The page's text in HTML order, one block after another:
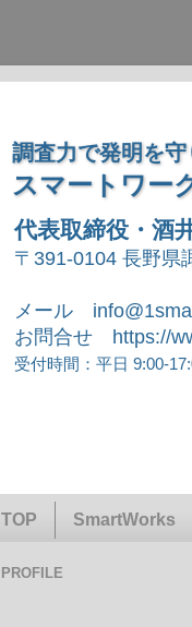
調査力で発明を
スマートワー
代表取締役・酒
〒391-0104 長野県
メール
お問合せ https://
受付時間：平日 9:00-
TOP SmartWorks
PROFILE